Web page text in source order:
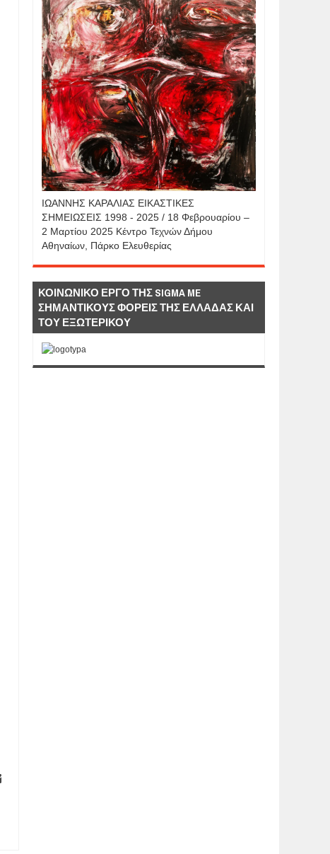
IΩΑΝΝΗΣ KAΡΑΛΙΑΣ ΕΙΚΑΣΤΙΚΕΣ
ΣΗΜΕΙΩΣΕΙΣ 1998 - 2025 / 18 Φεβρουαρίου –
2 Μαρτίου 2025 Κέντρο Τεχνών Δήμου
Αθηναίων, Πάρκο Ελευθερίας
ΚΟΙΝΩΝΙΚΟ ΕΡΓΟ ΤΗΣ SIGMA ME
ΣΗΜΑΝΤΙΚΟΥΣ ΦΟΡΕΙΣ ΤΗΣ ΕΛΛΑΔΑΣ ΚΑΙ
ΤΟΥ ΕΞΩΤΕΡΙΚΟΥ